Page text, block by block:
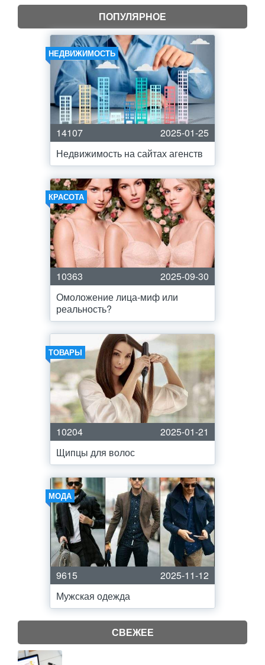
ПОПУЛЯРНОЕ
НЕДВИЖИМОСТЬ
14107
2025-01-25
Недвижимость на сайтах агенств
КРАСОТА
10363
2025-09-30
Омоложение лица-миф или
реальность?
ТОВАРЫ
10204
2025-01-21
Щипцы для волос
МОДА
9615
2025-11-12
Мужская одежда
СВЕЖЕЕ